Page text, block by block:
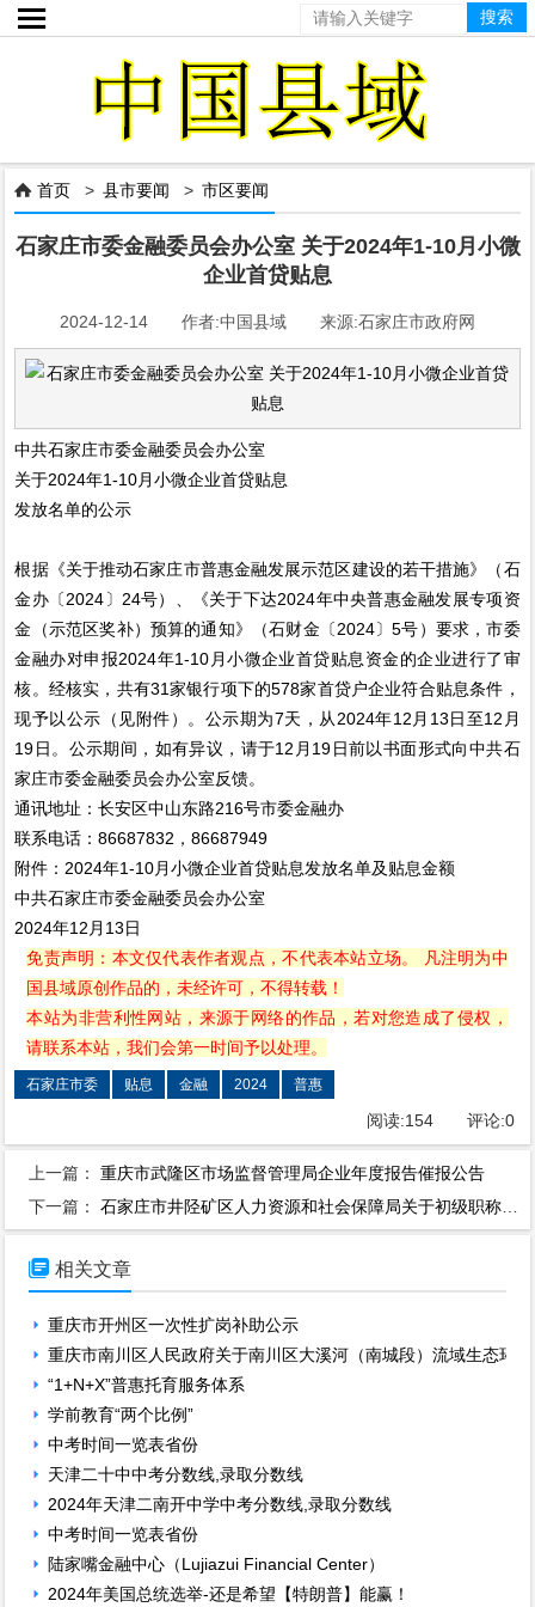

 首页 >县市要闻 >市区要闻
石家庄市委金融委员会办公室 关于2024年1-10月小微
企业首贷贴息
2024-12-14 作者:中国县域 来源:石家庄市政府网
中共石家庄市委金融委员会办公室
关于2024年1-10月小微企业首贷贴息
发放名单的公示
根据《关于推动石家庄市普惠金融发展示范区建设的若干措施》（石
金办〔2024〕24号）、《关于下达2024年中央普惠金融发展专项资
金（示范区奖补）预算的通知》（石财金〔2024〕5号）要求，市委
金融办对申报2024年1-10月小微企业首贷贴息资金的企业进行了审
核。经核实，共有31家银行项下的578家首贷户企业符合贴息条件，
现予以公示（见附件）。公示期为7天，从2024年12月13日至12月
19日。公示期间，如有异议，请于12月19日前以书面形式向中共石
家庄市委金融委员会办公室反馈。
通讯地址：长安区中山东路216号市委金融办
联系电话：86687832，86687949
附件：2024年1-10月小微企业首贷贴息发放名单及贴息金额
中共石家庄市委金融委员会办公室
2024年12月13日
免责声明：本文仅代表作者观点，不代表本站立场。 凡注明为中
国县域原创作品的，未经许可，不得转载！
本站为非营利性网站，来源于网络的作品，若对您造成了侵权，
请联系本站，我们会第一时间予以处理。
石家庄市委 贴息 金融 2024 普惠
阅读:154评论:0
上一篇：重庆市武隆区市场监督管理局企业年度报告催报公告
下一篇：石家庄市井陉矿区人力资源和社会保障局关于初级职称考核认定结果的公示
 相关文章
重庆市开州区一次性扩岗补助公示
重庆市南川区人民政府关于南川区大溪河（南城段）流域生态环
“1+N+X”普惠托育服务体系
学前教育“两个比例”
中考时间一览表省份
天津二十中中考分数线,录取分数线
2024年天津二南开中学中考分数线,录取分数线
中考时间一览表省份
陆家嘴金融中心（Lujiazui Financial Center）
2024年美国总统选举-还是希望【特朗普】能赢！